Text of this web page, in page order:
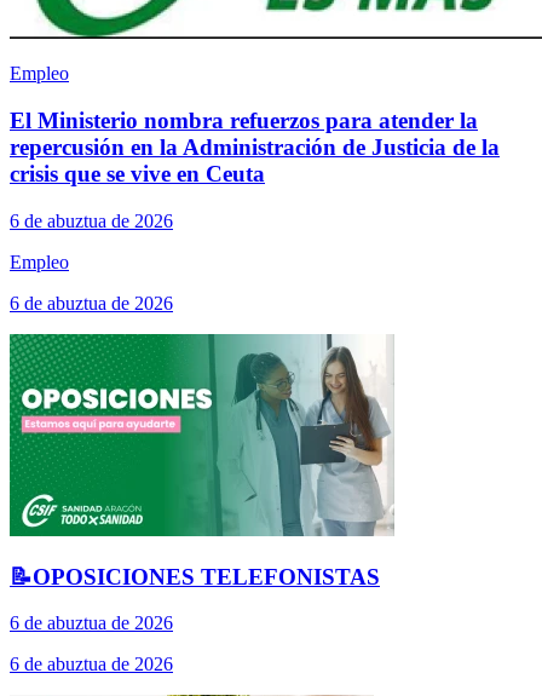
Empleo
El Ministerio nombra refuerzos para atender la
repercusión en la Administración de Justicia de la
crisis que se vive en Ceuta
6 de abuztua de 2026
Empleo
6 de abuztua de 2026
📝OPOSICIONES TELEFONISTAS
6 de abuztua de 2026
6 de abuztua de 2026